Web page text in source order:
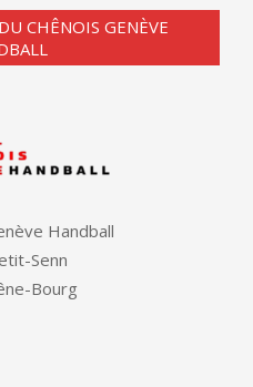
CHÊNOIS GENÈVE
Handball
Senn
Bourg